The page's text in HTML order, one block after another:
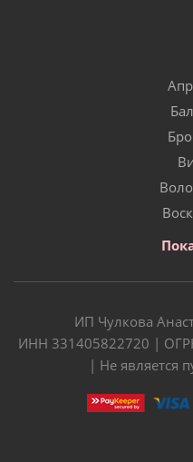
ИП Чулкова
ИНН 331405822720 |
| Не является